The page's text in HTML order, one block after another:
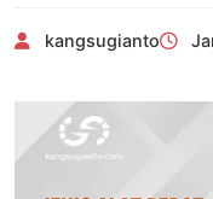
Berat
kangsugianto